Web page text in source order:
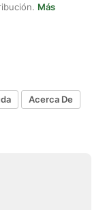
Más
Acerca De